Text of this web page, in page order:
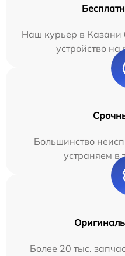
Наш курьер в Казани
устройство на
Большинство
устраняем в
Более 20 тыс.